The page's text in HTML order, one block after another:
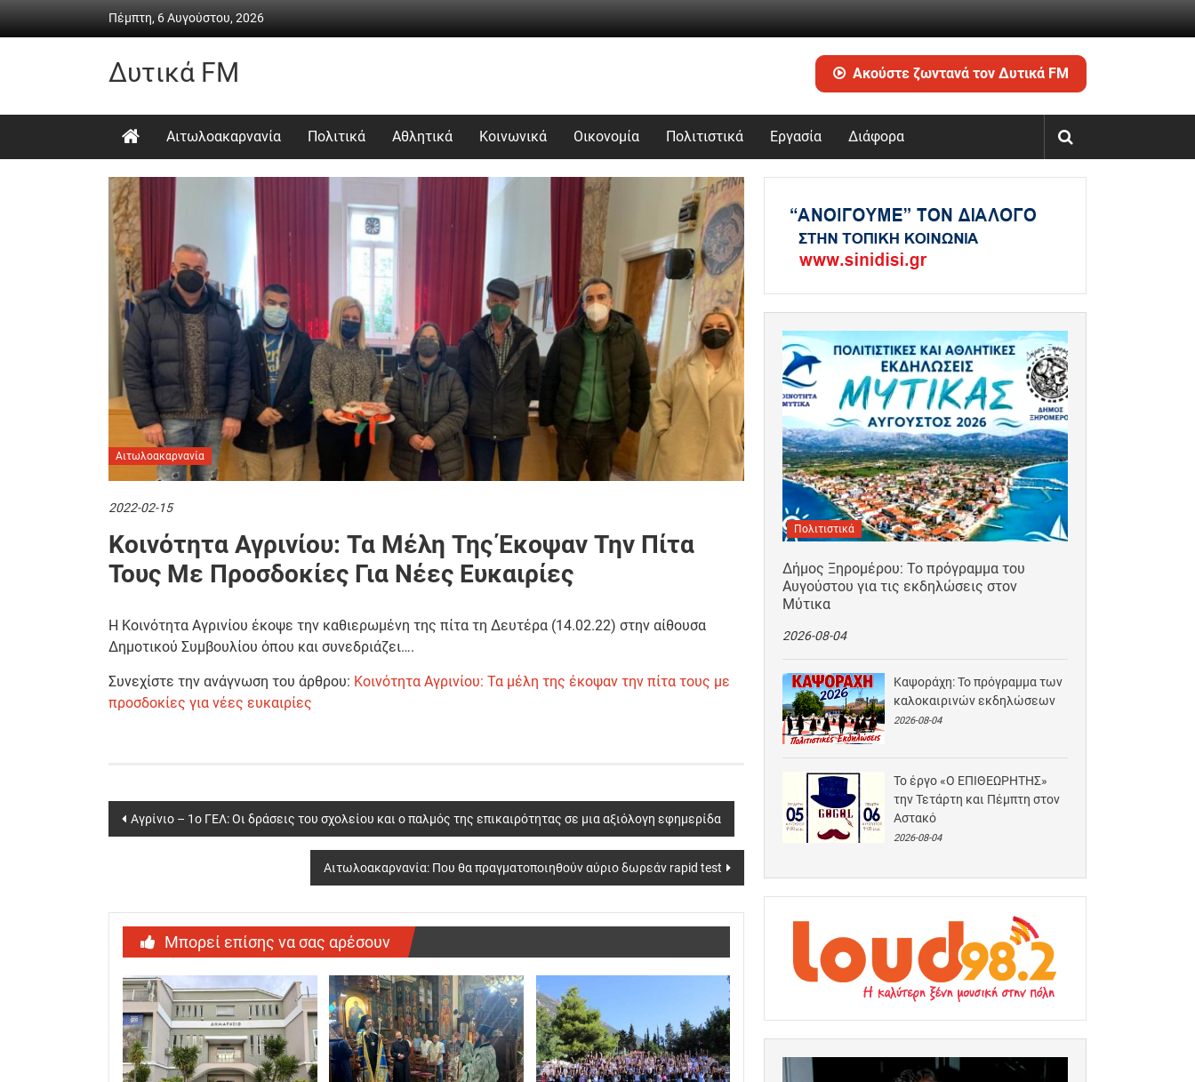
Πέμπτη, 6 Αυγούστου, 2026
Δυτικά FM
Καθημερινή
&
ψυχαγωγία
Ακούστε ζωντανά τον Δυτικά FM
Αιτωλοακαρνανία Πολιτικά Αθλητικά Κοινωνικά Οικονομία Πολιτιστικά Εργασία Διάφορα
Αιτωλοακαρνανία
2022-02-15
Κοινότητα Αγρινίου: Τα Μέλη Της Έκοψαν Την Πίτα
Τους Με Προσδοκίες Για Νέες Ευκαιρίες
Η Κοινότητα Αγρινίου έκοψε την καθιερωμένη της πίτα τη Δευτέρα (14.02.22) στην αίθουσα
Δημοτικού Συμβουλίου όπου και συνεδριάζει….
Συνεχίστε την ανάγνωση του άρθρου: Κοινότητα Αγρινίου: Τα μέλη της έκοψαν την πίτα τους με
προσδοκίες για νέες ευκαιρίες
Post
Αγρίνιο – 1ο ΓΕΛ: Οι δράσεις του σχολείου και ο παλμός της επικαιρότητας σε μια αξιόλογη εφημερίδα
Αιτωλοακαρνανία: Που θα πραγματοποιηθούν αύριο δωρεάν rapid test
Μπορεί επίσης να σας αρέσουν
Πολιτιστικά
Δήμος Ξηρομέρου: Το πρόγραμμα του
Αυγούστου για τις εκδηλώσεις στον
Μύτικα
2026-08-04
Καψοράχη: Το πρόγραμμα των
καλοκαιρινών εκδηλώσεων
2026-08-04
Το έργο «Ο ΕΠΙΘΕΩΡΗΤΗΣ»
την Τετάρτη και Πέμπτη στον
Αστακό
2026-08-04